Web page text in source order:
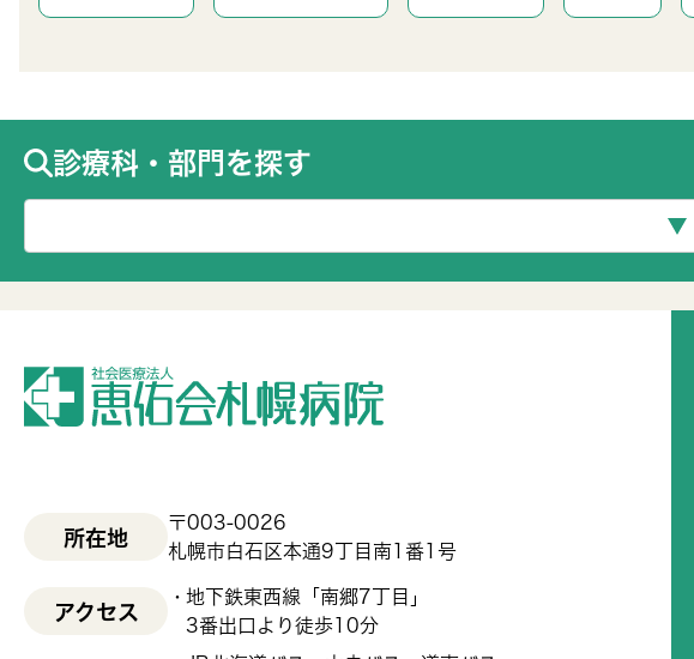
診療科・部門を探す
所在地
〒003-0026
札幌市白石区本通9丁目南1番1号
アクセス
地下鉄東西線「南郷7丁目」
3番出口より徒歩10分